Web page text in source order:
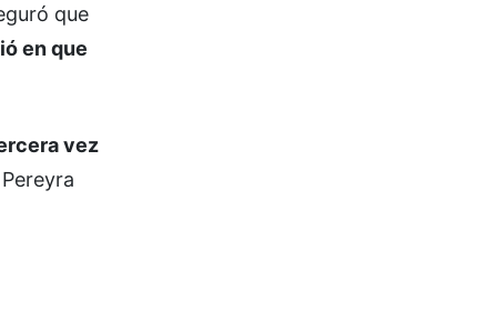
que
en que
vez